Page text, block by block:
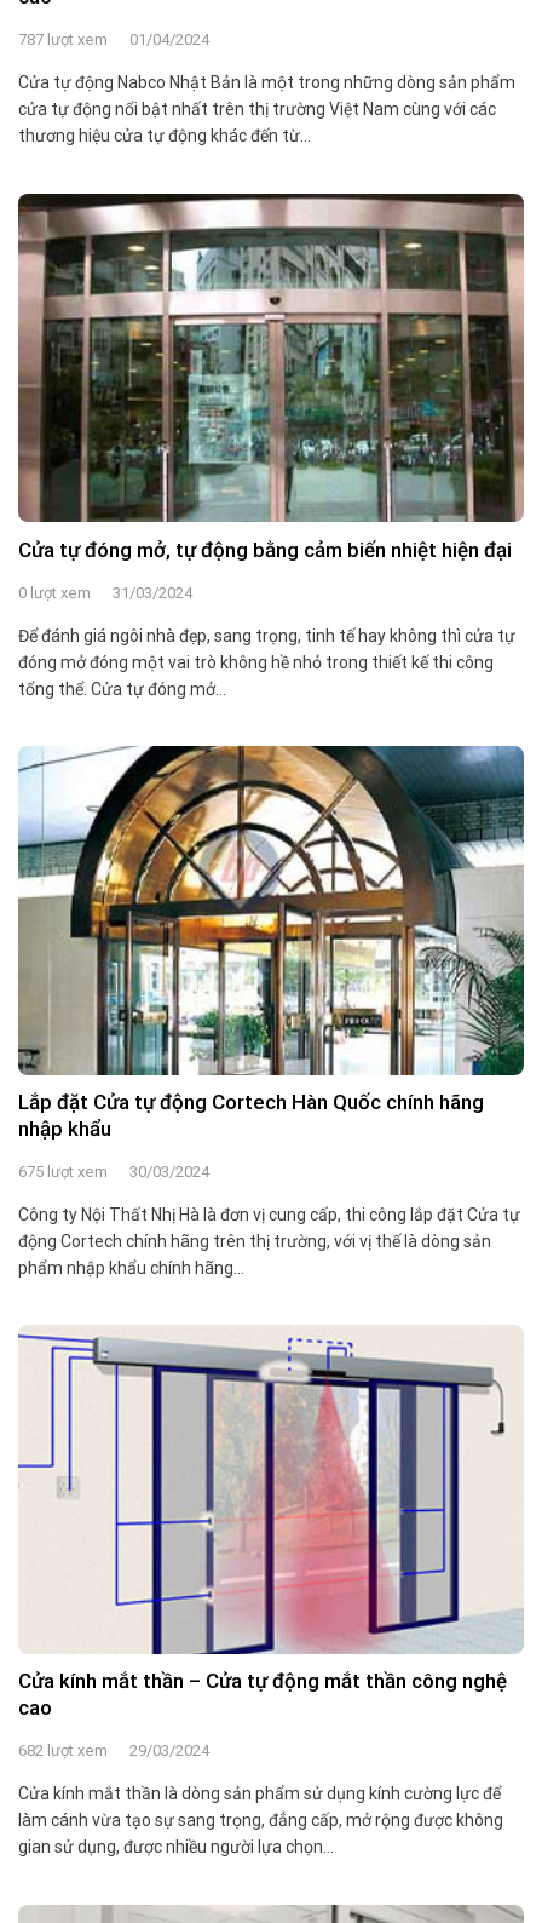
787 lượt xem 01/04/2024
Cửa tự động Nabco Nhật Bản là một trong những dòng sản phẩm
cửa tự động nổi bật nhất trên thị trường Việt Nam cùng với các
thương hiệu cửa tự động khác đến từ...
Cửa tự đóng mở, tự động bằng cảm biến nhiệt hiện đại
0 lượt xem 31/03/2024
Để đánh giá ngôi nhà đẹp, sang trọng, tinh tế hay không thì cửa tự
đóng mở đóng một vai trò không hề nhỏ trong thiết kế thi công
tổng thể. Cửa tự đóng mở...
Lắp đặt Cửa tự động Cortech Hàn Quốc chính hãng
nhập khẩu
675 lượt xem 30/03/2024
Công ty Nội Thất Nhị Hà là đơn vị cung cấp, thi công lắp đặt Cửa tự
động Cortech chính hãng trên thị trường, với vị thế là dòng sản
phẩm nhập khẩu chính hãng...
Cửa kính mắt thần – Cửa tự động mắt thần công nghệ
cao
682 lượt xem 29/03/2024
Cửa kính mắt thần là dòng sản phẩm sử dụng kính cường lực để
làm cánh vừa tạo sự sang trọng, đẳng cấp, mở rộng được không
gian sử dụng, được nhiều người lựa chọn...